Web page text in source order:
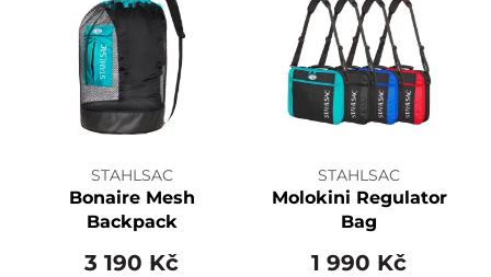
STAHLSAC
Bonaire Mesh
Backpack
3 190 Kč
STAHLSAC
Molokini Regulator
Bag
1 990 Kč